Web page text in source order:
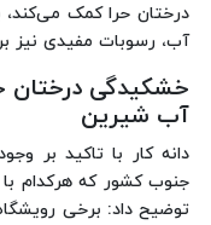
درختان حرا کمک
آب، رسوبات مفیدی نیز
خشکیدگی درختان
آب شیرین
دانه کار با تاکید بر
جنوب کشور که هرکدام با
توضیح داد: برخی